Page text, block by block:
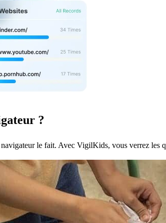
?
le fait. Avec VigilKids, vous verrez les